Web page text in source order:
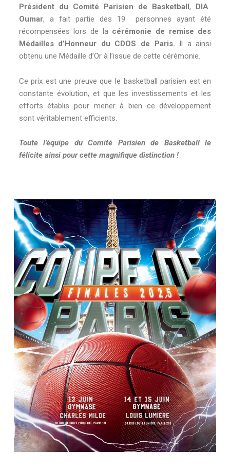
Président du Comité Parisien de Basketball,
DIA
Oumar, a fait partie des 19 personnes ayant été
récompensées lors de la cérémonie de remise des
Médailles d’Honneur du CDOS de Paris. Il a ainsi
obtenu une Médaille d’Or à l’issue de cette cérémonie.
Ce prix est une preuve que le basketball parisien est en
constante évolution, et que les investissements et les
efforts établis pour mener à bien ce développement
sont véritablement efficients.
Toute l’équipe du Comité Parisien de Basketball le
félicite ainsi pour cette magnifique distinction !